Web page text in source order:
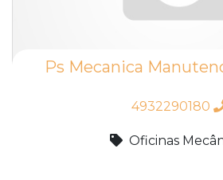
Ps Mecanica
4932290180
Oficinas